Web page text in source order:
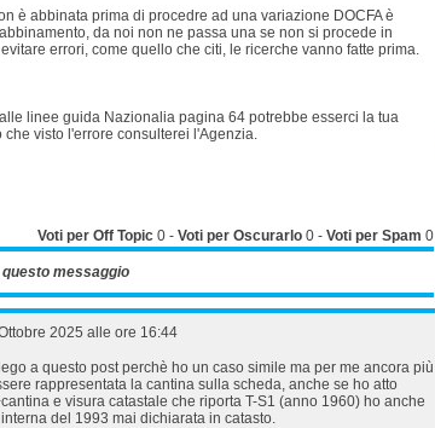
è abbinata prima di procedre ad una variazione DOCFA è
da noi non ne passa una se non si procede in
errori, come quello che citi, le ricerche vanno fatte prima.
linee guida Nazionalia pagina 64 potrebbe esserci la tua
visto l'errore consulterei l'Agenzia.
Voti per Off Topic 0 - Voti per Oscurarlo 0 - Voti per Spam 0
messaggio
2025 alle ore 16:44
a questo post perchè ho un caso simile ma per me ancora più
rappresentata la cantina sulla scheda, anche se ho atto
e visura catastale che riporta T-S1 (anno 1960) ho anche
del 1993 mai dichiarata in catasto.